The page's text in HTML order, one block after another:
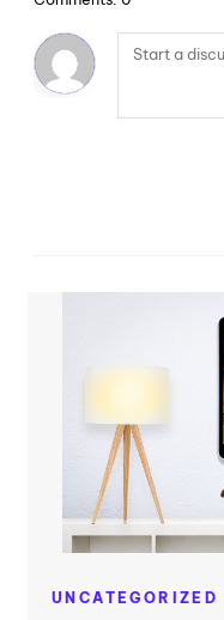
UNCATEGORIZED